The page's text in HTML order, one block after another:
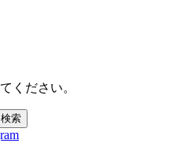
ください。
検索